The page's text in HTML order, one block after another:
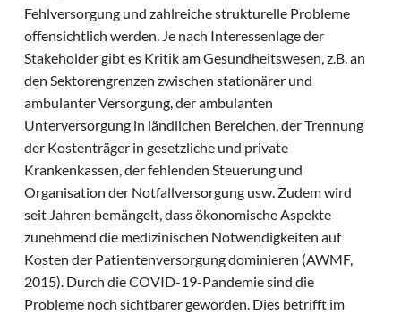
Fehlversorgung und zahlreiche strukturelle Probleme
offensichtlich werden. Je nach Interessenlage der
Stakeholder gibt es Kritik am Gesundheitswesen, z.B. an
den Sektorengrenzen zwischen stationärer und
ambulanter Versorgung, der ambulanten
Unterversorgung in ländlichen Bereichen, der Trennung
der Kostenträger in gesetzliche und private
Krankenkassen, der fehlenden Steuerung und
Organisation der Notfallversorgung usw. Zudem wird
seit Jahren bemängelt, dass ökonomische Aspekte
zunehmend die medizinischen Notwendigkeiten auf
Kosten der Patientenversorgung dominieren (AWMF,
2015). Durch die COVID-19-Pandemie sind die
Probleme noch sichtbarer geworden. Dies betrifft im